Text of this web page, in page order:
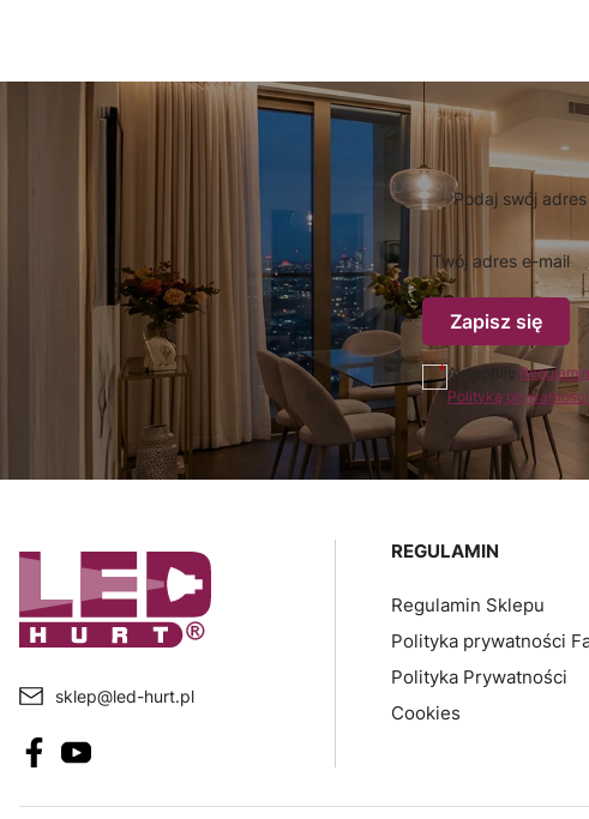
Podaj swój
Twój adres e-mail
Zapisz się
Akceptuję Regulamin
Polityką prywatności
sklep@led-hurt.pl
Linki w stopce
REGULAMIN
Regulamin Sklepu
Polityka prywatności
Polityka Prywatności
Cookies